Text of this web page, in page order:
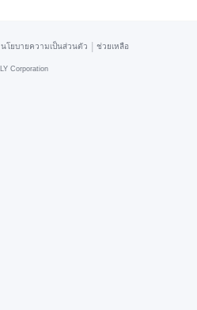
นโยบายความเป็นส่วนตัว ช่วยเหลือ
LY Corporation